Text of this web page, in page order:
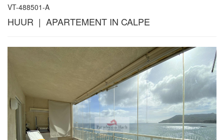
VT-488501-A
HUUR | APARTEMENT IN CALPE